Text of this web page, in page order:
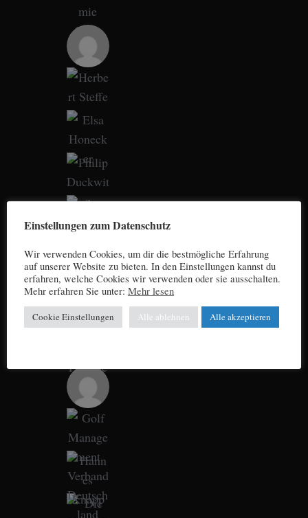
Einstellungen zum Datenschutz
Wir verwenden Cookies, um dir die bestmögliche Erfahrung
auf unserer Website zu bieten. In den Einstellungen kannst du
erfahren, welche Cookies wir verwenden oder sie ausschalten.
Mehr erfahren Sie unter: Mehr lesen
Cookie Einstellungen Alle ablehnen Alle akzeptieren